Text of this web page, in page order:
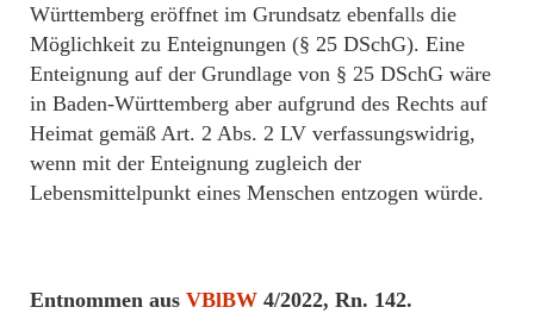
Württemberg eröffnet im Grundsatz ebenfalls die
Möglichkeit zu Enteignungen (§ 25 DSchG). Eine
Enteignung auf der Grundlage von § 25 DSchG wäre
in Baden-Württemberg aber aufgrund des Rechts auf
Heimat gemäß Art. 2 Abs. 2 LV verfassungswidrig,
wenn mit der Enteignung zugleich der
Lebensmittelpunkt eines Menschen entzogen würde.
Entnommen aus VBlBW 4/2022, Rn. 142.